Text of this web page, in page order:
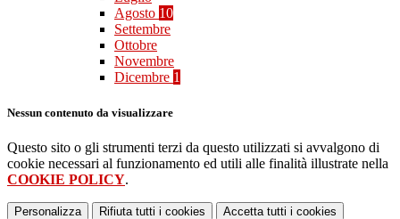
Agosto 10
Settembre
Ottobre
Novembre
Dicembre 1
Nessun contenuto da visualizzare
Questo sito o gli strumenti terzi da questo utilizzati si avvalgono di
cookie necessari al funzionamento ed utili alle finalità illustrate nella
COOKIE POLICY.
Personalizza Rifiuta tutti i cookies Accetta tutti i cookies